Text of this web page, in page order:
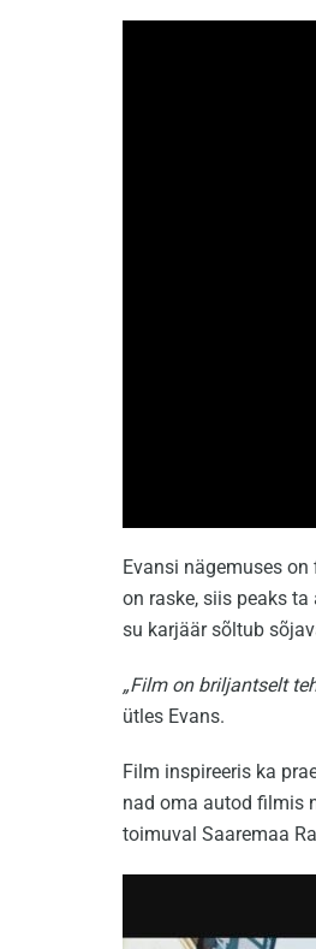
Evansi nägemuses
on raske, siis peaks
su karjäär sõltub
„Film on briljantselt
ütles Evans.
Film inspireeris ka
nad oma autod filmis
toimuval Saaremaa